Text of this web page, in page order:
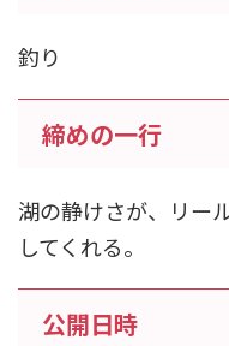
釣り
締めの一行
湖の静けさが、リー
してくれる。
公開日時